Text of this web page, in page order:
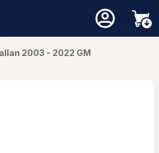
2003 - 2022 GM